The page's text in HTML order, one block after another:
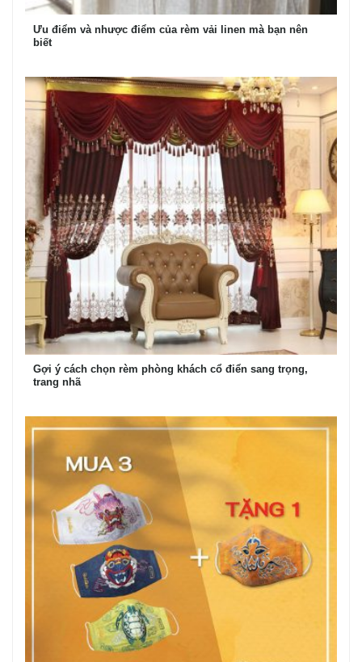
Ưu điểm và nhược điểm của rèm vải linen mà bạn nên
biết
Gợi ý cách chọn rèm phòng khách cổ điển sang trọng,
trang nhã